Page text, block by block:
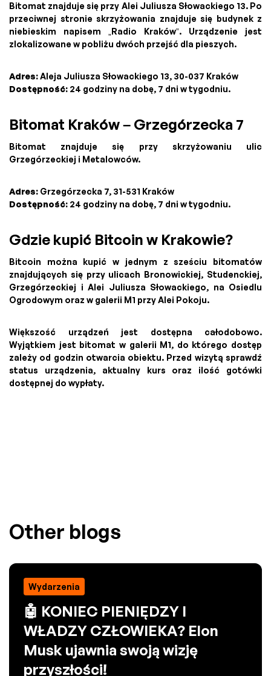
Bitomat znajduje się przy Alei Juliusza Słowackiego 13. Po
przeciwnej stronie skrzyżowania znajduje się budynek z
niebieskim napisem „Radio Kraków”. Urządzenie jest
zlokalizowane w pobliżu dwóch przejść dla pieszych.
Adres:Aleja Juliusza Słowackiego 13, 30-037 Kraków
Dostępność: 24 godziny na dobę, 7 dni w tygodniu.
Bitomat Kraków – Grzegórzecka 7
Bitomat znajduje się przy skrzyżowaniu ulic
Grzegórzeckiej i Metalowców.
Adres: Grzegórzecka 7, 31-531 Kraków
Dostępność: 24 godziny na dobę, 7 dni w tygodniu.
Gdzie kupić Bitcoin w Krakowie?
Bitcoin można kupić w jednym z sześciu bitomatów
znajdujących się przy ulicach Bronowickiej, Studenckiej,
Grzegórzeckiej i Alei Juliusza Słowackiego, na Osiedlu
Ogrodowym oraz w galerii M1 przy Alei Pokoju.
Większość urządzeń jest dostępna całodobowo.
Wyjątkiem jest bitomat w galerii M1, do którego dostęp
zależy od godzin otwarcia obiektu. Przed wizytą sprawdź
status urządzenia, aktualny kurs oraz ilość gotówki
dostępnej do wypłaty.
Other blogs
Wydarzenia
🤖 KONIEC PIENIĘDZY I
WŁADZY CZŁOWIEKA? Elon
Musk ujawnia swoją wizję
przyszłości!